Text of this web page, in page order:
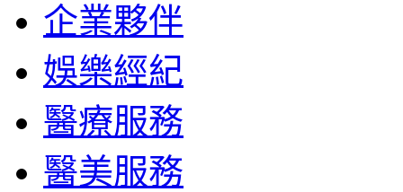
企業夥伴
娛樂經紀
醫療服務
醫美服務